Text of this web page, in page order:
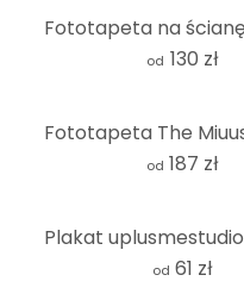
od 130 zł
od 187 zł
od 61 zł